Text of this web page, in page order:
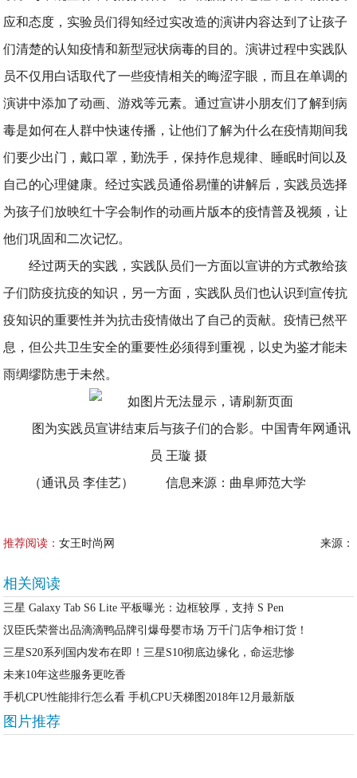
应和态度，实验员们得知经过实改造的演讲内容达到了让孩子
们清楚的认知疫情和新型冠状病毒的目的。演讲过程中实践队
员不仅用白话取代了一些疫情相关的晦涩字眼，而且在单调的
演讲中添加了动画、游戏等元素。通过宣讲小朋友们了解到病
毒是如何在人群中快速传播，让他们了解为什么在疫情期间我
们要少出门，戴口罩，勤洗手，保持作息规律、睡眠时间以及
自己的心理健康。经过实践员通俗易懂的讲解后，实践员选择
为孩子们放映红十字会制作的动画片版本的疫情普及视频，让
他们巩固和二次记忆。
经过两天的实践，实践队员们一方面以宣讲的方式教给孩
子们防疫抗疫的知识，另一方面，实践队员们也认识到宣传抗
疫知识的重要性并为抗击疫情做出了自己的贡献。疫情已然平
息，但公共卫生安全的重要性必须得到重视，以史为鉴才能未
雨绸缪防患于未然。
图为实践员宣讲结束后与孩子们的合影。中国青年网通讯
员 王璇 摄
（通讯员 李佳艺） 信息来源：曲阜师范大学
推荐阅读：女王时尚网 来源：
相关阅读
三星 Galaxy Tab S6 Lite 平板曝光：边框较厚，支持 S Pen
汉臣氏荣誉出品滴滴鸭品牌引爆母婴市场 万千门店争相订货！
三星S20系列国内发布在即！三星S10彻底边缘化，命运悲惨
未来10年这些服务更吃香
手机CPU性能排行怎么看 手机CPU天梯图2018年12月最新版
图片推荐